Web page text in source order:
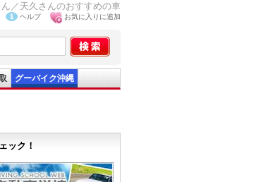
／天久さんのおすすめの車
ヘルプ お気に入りに追加
グーバイク沖縄
ック！